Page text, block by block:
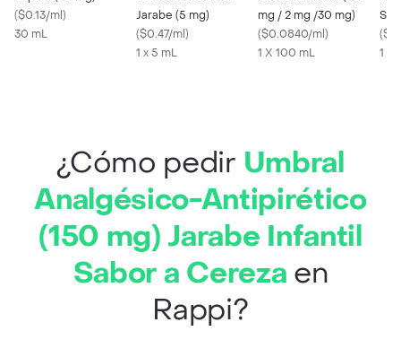
($0.13/ml)
30 mL
Jarabe (5 mg)
($0.47/ml)
1 x 5 mL
mg / 2 mg /30 mg)
($0.0840/ml)
1 X 100 mL
(
1 X
¿Cómo pedir Umbral
Analgésico-Antipirético
(150 mg) Jarabe Infantil
Sabor a Cereza en
Rappi?